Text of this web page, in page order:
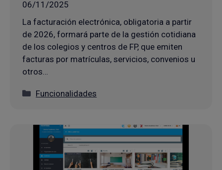
06/11/2025
La facturación electrónica, obligatoria a partir
de 2026, formará parte de la gestión cotidiana
de los colegios y centros de FP, que emiten
facturas por matrículas, servicios, convenios u
otros…
Categorías
Funcionalidades